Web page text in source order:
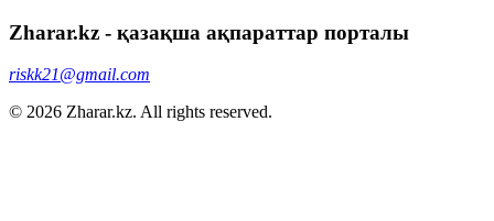
Zharar.kz - қазақша ақпараттар порталы
riskk21@gmail.com
© 2026 Zharar.kz. All rights reserved.